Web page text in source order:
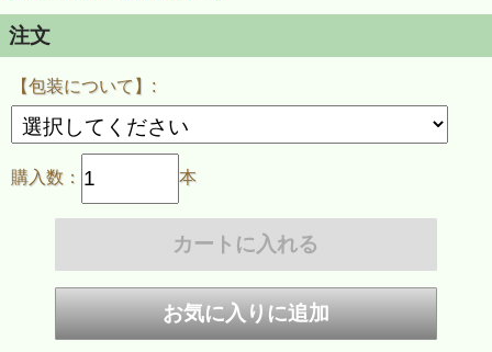
金龍蔵で仕込まれる生産量はごく僅かな為、
全国の「金龍蔵の会」契約店約６０店のみで販売されております。
注文
【包装について】:
購入数： 本